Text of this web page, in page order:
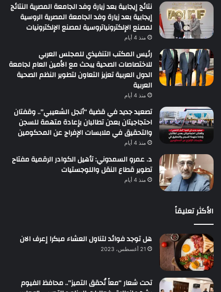
نتائج إيجابية بعد زيارة وفد الجامعة المصرية النتائج
إيجابية بعد زيارة وفد الجامعة المصرية الروسية
لمصنع الإلكترونياتروسية لمصنع الإلكترونيات
منذ 4 أيام
رئيس المكتب التنفيذي للمجلس العربي
للاختصاصات الصحية يبحث مع الأمين العام لجامعة
الدول العربية تعزيز التعاون لتطوير النظم الصحية
العربية
منذ 4 أيام
تصعيد جديد في قضية “أنجل الشعيبي”.. وقفتان
احتجاجيتان بعدن تطالبان بإعادة متهمة للسجن
والتحقيق في ملابسات الإفراج عن المحكومين
منذ 4 أيام
د. عمرو السمدوني: تأهيل الكوادر الرقمية مفتاح
تطوير قطاع النقل واللوجستيات
منذ 4 أيام
الأكثر تعليقاً
هل توجد فوائد لتناول العشاء مبكرا إعرف الان
21 أغسطس، 2023
تحت شعار “معاً نُحقق التميز”.. محافظ الفيوم